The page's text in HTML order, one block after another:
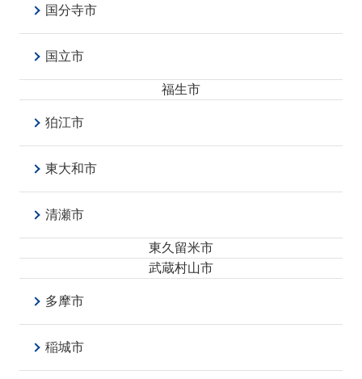
国分寺市
国立市
福生市
狛江市
東大和市
清瀬市
東久留米市
武蔵村山市
多摩市
稲城市